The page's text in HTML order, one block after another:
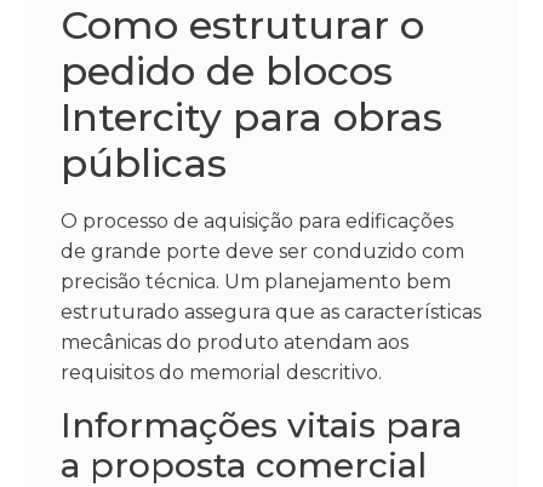
Como estruturar o
pedido de blocos
Intercity para obras
públicas
O processo de aquisição para edificações
de grande porte deve ser conduzido com
precisão técnica. Um planejamento bem
estruturado assegura que as características
mecânicas do produto atendam aos
requisitos do memorial descritivo.
Informações vitais para
a proposta comercial